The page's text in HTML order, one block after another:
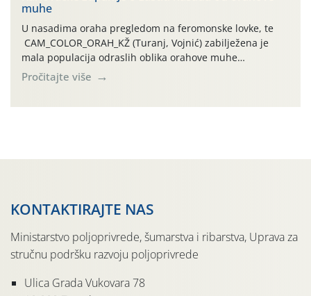
temperature zraka svakodnevno […]
muhe
U nasadima oraha pregledom na feromonske lovke, te
CAM_COLOR_ORAH_KŽ (Turanj, Vojnić) zabilježena je
mala populacija odraslih oblika orahove muhe
(Rhagoletis completa). Niska brojnost može se objasniti
činjenicom da je riječ o mladim nasadima s vrlo malim
Pročitajte više
KONTAKTIRAJTE NAS
Ministarstvo poljoprivrede, šumarstva i ribarstva, Uprava za
stručnu podršku razvoju poljoprivrede
Ulica Grada Vukovara 78